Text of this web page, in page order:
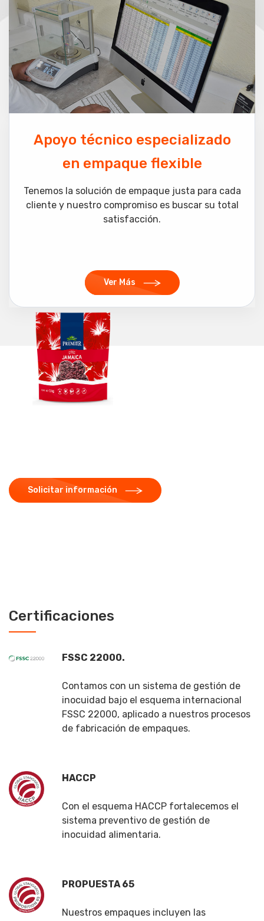
Apoyo técnico especializado
en empaque flexible
Tenemos la solución de empaque justa para cada
cliente y nuestro compromiso es buscar su total
satisfacción.
Ver Más
Solicitar información
Certificaciones
FSSC 22000.
Contamos con un sistema de gestión de
inocuidad bajo el esquema internacional
FSSC 22000, aplicado a nuestros procesos
de fabricación de empaques.
HACCP
Con el esquema HACCP fortalecemos el
sistema preventivo de gestión de
inocuidad alimentaria.
PROPUESTA 65
Nuestros empaques incluyen las